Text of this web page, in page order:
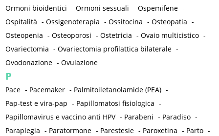
Ormoni bioidentici -Ormoni sessuali -Ospemifene -
Ospitalità -Ossigenoterapia -Ossitocina -Osteopatia -
Osteopenia -Osteoporosi -Ostetricia -Ovaio multicistico -
Ovariectomia -Ovariectomia profilattica bilaterale -
Ovodonazione -Ovulazione
P
Pace - Pacemaker - Palmitoiletanolamide (PEA) -
Pap-test e vira-pap - Papillomatosi fisiologica -
Papillomavirus e vaccino anti HPV - Parabeni - Paradiso -
Paraplegia - Paratormone - Parestesie - Paroxetina - Parto -